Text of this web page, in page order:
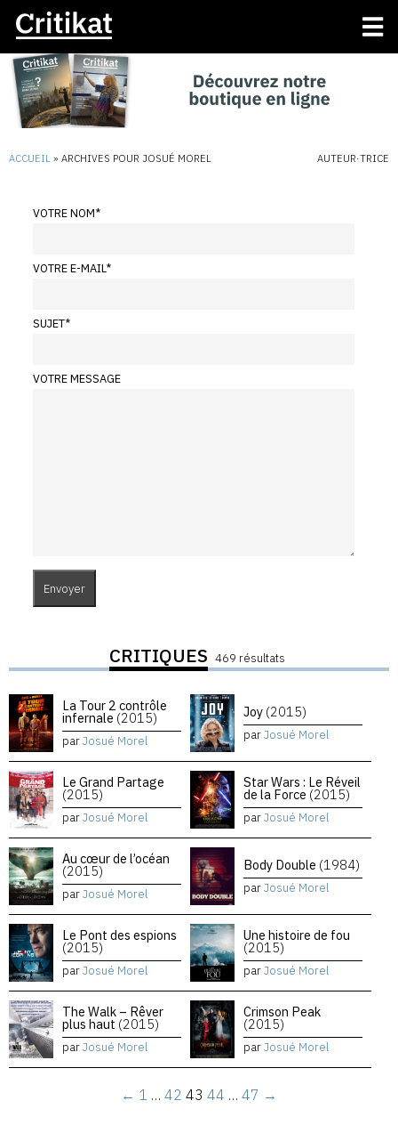
ACCUEIL » ARCHIVES POUR JOSUÉ MOREL AUTEUR·TRICE
VOTRE NOM*
VOTRE E-MAIL*
SUJET*
VOTRE MESSAGE
CRITIQUES 469 résultats
La Tour 2 contrôle
infernale (2015)
parJosué Morel
Joy (2015)
parJosué Morel
Le Grand Partage
(2015)
parJosué Morel
Star Wars : Le Réveil
de la Force (2015)
parJosué Morel
Au cœur de l’océan
(2015)
parJosué Morel
Body Double (1984)
parJosué Morel
Le Pont des espions
(2015)
parJosué Morel
Une histoire de fou
(2015)
parJosué Morel
The Walk – Rêver
plus haut (2015)
parJosué Morel
Crimson Peak
(2015)
parJosué Morel
← 1 … 42 43 44 … 47 →